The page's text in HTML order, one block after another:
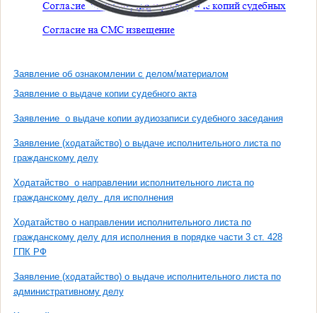
Заявление об ознакомлении с делом/материалом
Заявление о выдаче копии судебного акта
Заявление о выдаче копии аудиозаписи судебного заседания
Заявление (ходатайство) о выдаче исполнительного листа по
гражданскому делу
Ходатайство о направлении исполнительного листа по
гражданскому делу для исполнения
Ходатайство о направлении исполнительного листа по
гражданскому делу для исполнения в порядке части 3 ст. 428
ГПК РФ
Заявление (ходатайство) о выдаче исполнительного листа по
административному делу